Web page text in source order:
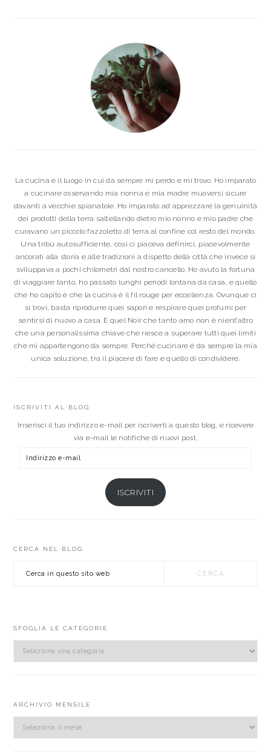
La cucina è il luogo in cui da sempre mi perdo e mi trovo. Ho imparato
a cucinare osservando mia nonna e mia madre muoversi sicure
davanti a vecchie spianatoie. Ho imparato ad apprezzare la genuinità
dei prodotti della terra saltellando dietro mio nonno e mio padre che
curavano un piccolo fazzoletto di terra al confine col resto del mondo.
Una tribù autosufficiente, così ci piaceva definirci, piacevolmente
ancorati alla storia e alle tradizioni a dispetto della città che invece si
sviluppava a pochi chilometri dal nostro cancello. Ho avuto la fortuna
di viaggiare tanto, ho passato lunghi periodi lontana da casa, e quello
che ho capito è che la cucina è il fil rouge per eccellenza. Ovunque ci
si trovi, basta riprodurre quei sapori e respirare quei profumi per
sentirsi di nuovo a casa. E quel Noir che tanto amo non è nient’altro
che una personalissima chiave che riesce a superare tutti quei limiti
che mi appartengono da sempre. Perché cucinare è da sempre la mia
unica soluzione, tra il piacere di fare e quello di condividere.
ISCRIVITI AL BLOG
Inserisci il tuo indirizzo e-mail per iscriverti a questo blog, e ricevere
via e-mail le notifiche di nuovi post.
ISCRIVITI
CERCA NEL BLOG
SFOGLIA LE CATEGORIE
ARCHIVIO MENSILE